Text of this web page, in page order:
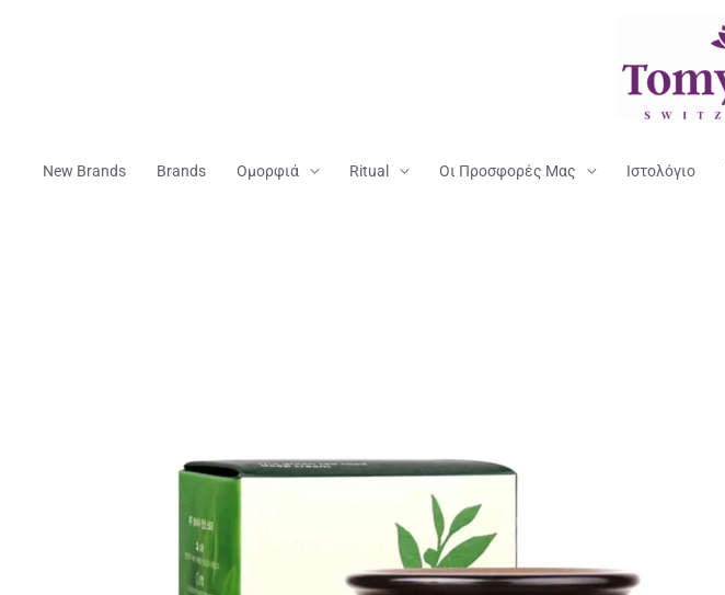
New Brands Brands Ομορφιά Ritual Οι Προσφορές Μας Ιστολόγιο